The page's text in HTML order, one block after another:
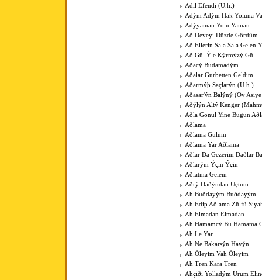
Adil Efendi (U.h.)
Adým Adým Hak Yoluna
Adýyaman Yolu Yaman
Að Deveyi Düzde Gördüm
Að Ellerin Sala Sala Gelen
Að Gül Ýle Kýrmýzý Gül
Aðacý Budamadým
Aðalar Gurbetten Geldim
Aðarmýþ Saçlarýn (U.h.)
Aðasar'ýn Balýný (Oy
Aðýlýn Altý Kenger
Aðla Gönül Yine Bugün
Aðlama
Aðlama Gülüm
Aðlama Yar Aðlama
Aðlar Da Gezerim Daðlar
Aðlarým Ýçin Ýçin
Aðlatma Gelem
Aðrý Daðýndan Uçtum
Ah Buðdayým Buðdayým
Ah Edip Aðlama Zülfü
Ah Elmadan Elmadan
Ah Hamamcý Bu Hamama
Ah Le Yar
Ah Ne Bakarsýn Hayýn
Ah Öleyim Vah Öleyim
Ah Tren Kara Tren
Ahçiði Yolladým Urum